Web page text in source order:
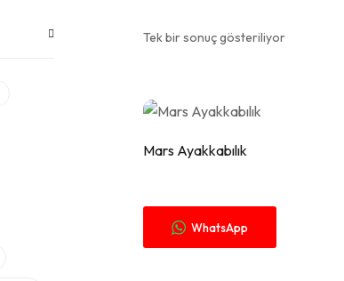
Tek bir sonuç gösteriliyor
Mars Ayakkabılık
WhatsApp